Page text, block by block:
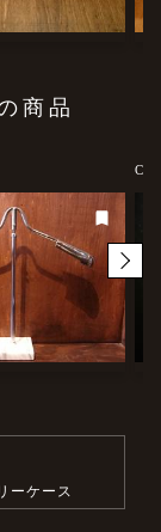
商品
ーケース